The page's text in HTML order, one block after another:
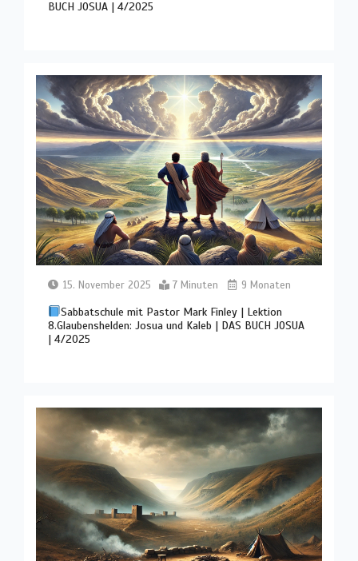
BUCH JOSUA | 4/2025
15. November 2025 7 Minuten 9 Monaten
Sabbatschule mit Pastor Mark Finley | Lektion
8.Glaubenshelden: Josua und Kaleb | DAS BUCH JOSUA
| 4/2025